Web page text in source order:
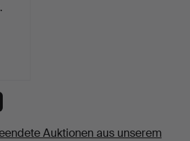
Auktionen aus unserem